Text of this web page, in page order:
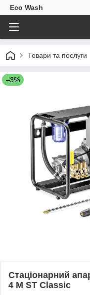
Eco Wash
Товари та послуги
–3%
Стаціонарний
4 M ST Classic